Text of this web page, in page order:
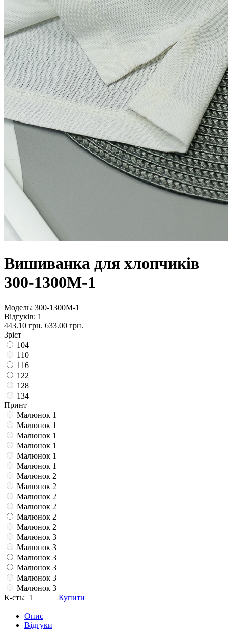
Вишиванка для хлопчиків
300-1300М-1
Модель: 300-1300М-1
Відгуків: 1
443.10 грн. 633.00 грн.
Зріст
104
110
116
122
128
134
Принт
Малюнок 1
Малюнок 1
Малюнок 1
Малюнок 1
Малюнок 1
Малюнок 1
Малюнок 2
Малюнок 2
Малюнок 2
Малюнок 2
Малюнок 2
Малюнок 2
Малюнок 3
Малюнок 3
Малюнок 3
Малюнок 3
Малюнок 3
Малюнок 3
К-сть:
Купити
Опис
Відгуки